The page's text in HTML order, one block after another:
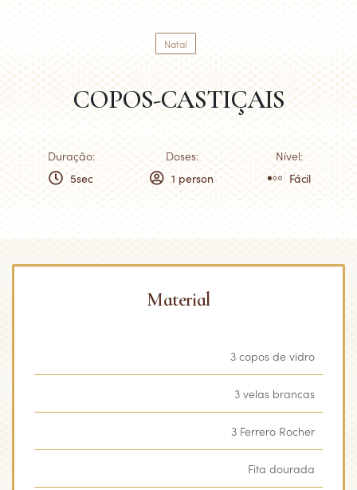
Natal
COPOS-CASTIÇAIS
Duração: Doses:
Nível:
5sec
1 person Fácil
Material
3 copos de vidro
3 velas brancas
3 Ferrero Rocher
Fita dourada